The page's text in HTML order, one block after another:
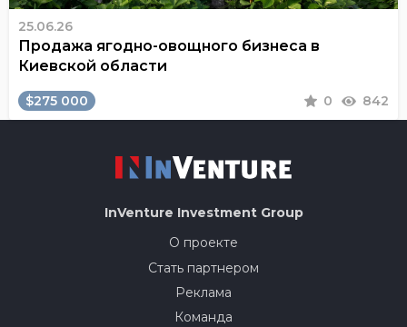
25.06.26
Продажа ягодно-овощного бизнеса в
Киевской области
$275 000 0 842
InVenture Investment Group
О проекте
Стать партнером
Реклама
Команда